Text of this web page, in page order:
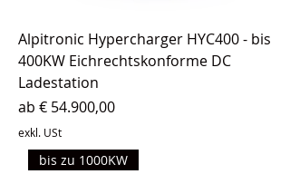
Alpitronic Hypercharger HYC400 - bis
400KW Eichrechtskonforme DC
Ladestation
ab € 54.900,00
Sale-Preis
exkl. USt
bis zu 1000KW